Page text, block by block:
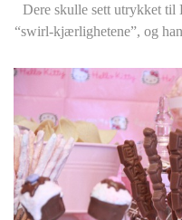
Dere skulle sett utrykket til
“swirl-kjærlighetene”, og